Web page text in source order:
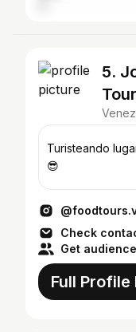
5.
Turisteando
😎
Check
Get
Full Profile